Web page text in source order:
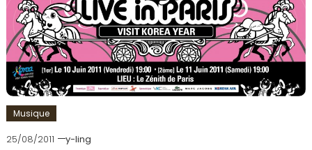
Musique
25/08/2011
y-ling